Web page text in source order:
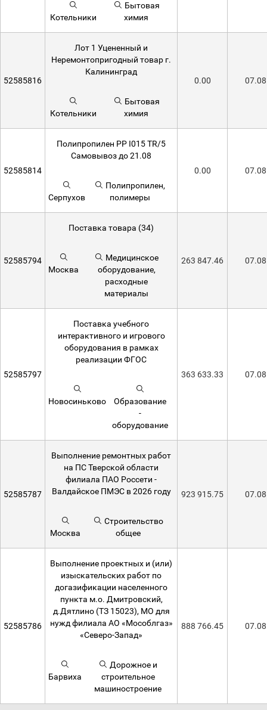
Котельники
Бытовая
химия
52585816
Лот 1 Уцененный и
Неремонтопригодный товар г.
Калининград
Котельники
Бытовая
химия
0.00
52585814
Полипропилен РР I015 TR/5
Самовывоз до 21.08
Серпухов
Полипропилен,
полимеры
0.00
52585794
Поставка товара (34)
Москва
Медицинское
оборудование,
расходные
материалы
263 847.46
52585797
Поставка учебного
интерактивного и игрового
оборудования в рамках
реализации ФГОС
Новосиньково
Образование
-
оборудование
363 633.33
52585787
Выполнение ремонтных работ
на ПС Тверской области
филиала ПАО Россети -
Валдайское ПМЭС в 2026 году
Москва
Строительство
общее
923 915.75
52585786
Выполнение проектных и (или)
изыскательских работ по
догазификации населенного
пункта м.о. Дмитровский,
д.Дятлино (ТЗ 15023), МО для
нужд филиала АО «Мособлгаз»
«Северо-Запад»
Барвиха
Дорожное и
строительное
машиностроение
888 766.45